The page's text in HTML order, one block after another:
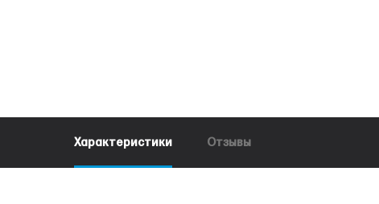
Характеристики Отзывы